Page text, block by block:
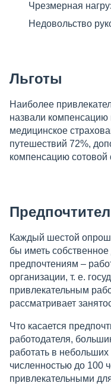
Чрезмерная
Недовольство
Льготы
Наиболее
назвали компенсацию
медицинское
путешествий 72%,
компенсацию сотовой
Каждый шестой
бы иметь
предпочтениям –
организации, т. е.
привлекательным
рассматривает
Что касается
работодателя,
работать в
численностью до 100
привлекательными